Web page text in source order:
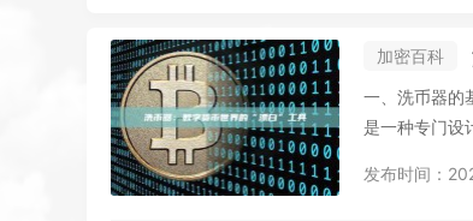
加密百科
一、洗币器的
是一种专门设
发布时间：